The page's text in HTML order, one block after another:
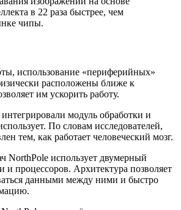
в 22 раза быстрее, чем
чипы.
использование «периферийных»
расположены ближе к
им ускорить работу.
модуль обработки и
По словам исследователей,
тем, как работает человеческий мозг.
NorthPole использует двумерный
и процессоров. Архитектура позволяет
данными между ними и быстро